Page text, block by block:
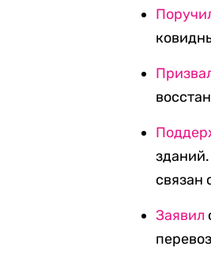
связан
Заявил